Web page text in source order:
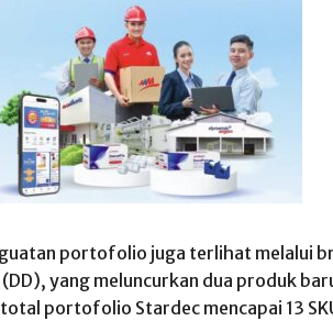
portofolio juga terlihat melalui
(DD), yang meluncurkan dua produk
portofolio Stardec mencapai 13